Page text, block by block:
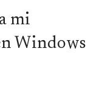
mi
Windows